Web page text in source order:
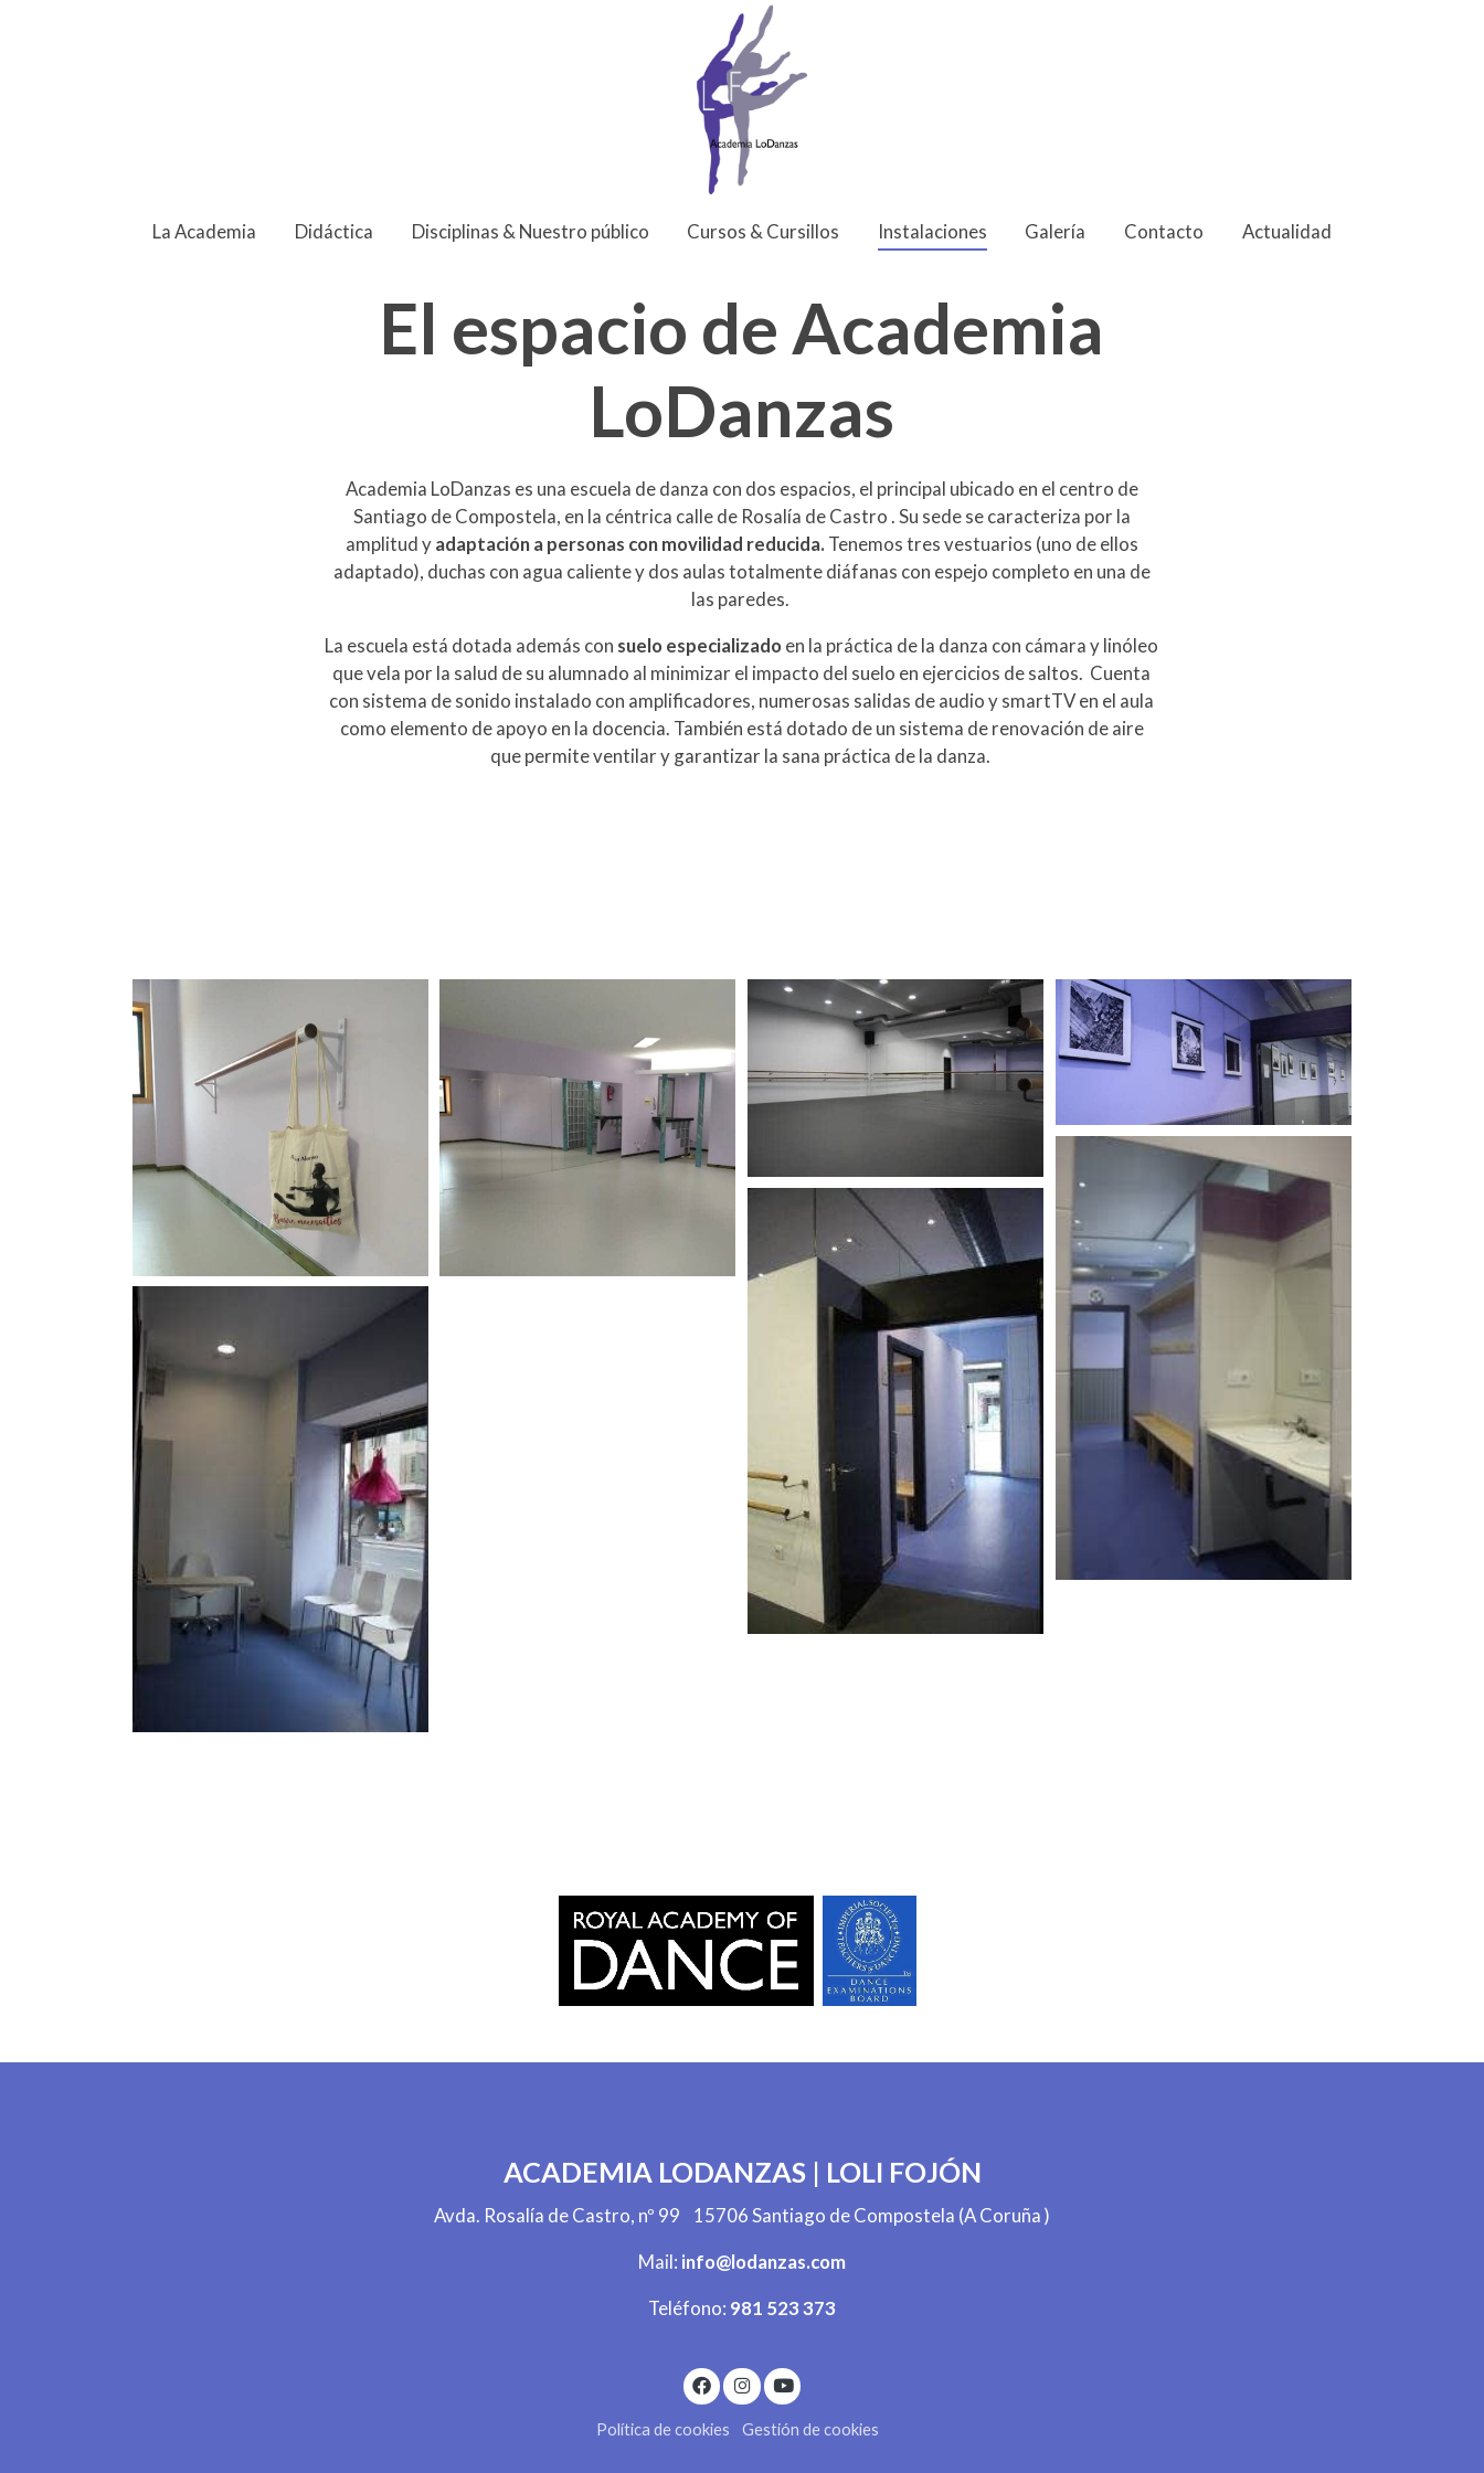
La Academia Didáctica Disciplinas & Nuestro público Cursos & Cursillos Instalaciones Galería Contacto Actualidad
El espacio de Academia
LoDanzas
Academia LoDanzas es una escuela de danza con dos espacios, el principal ubicado en el centro de
Santiago de Compostela, en la céntrica calle de Rosalía de Castro . Su sede se caracteriza por la
amplitud yadaptación a personas con movilidad reducida. Tenemos tres vestuarios (uno de ellos
adaptado), duchas con agua caliente y dos aulas totalmente diáfanas con espejo completo en una de
las paredes.
La escuela está dotada además con suelo especializado en la práctica de la danza con cámara y linóleo
que vela por la salud de su alumnado al minimizar el impacto del suelo en ejercicios de saltos. Cuenta
con sistema de sonido instalado con amplificadores, numerosas salidas de audio y smartTV en el aula
como elemento de apoyo en la docencia. También está dotado de un sistema de renovación de aire
que permite ventilar y garantizar la sana práctica de la danza.
ACADEMIA LODANZAS | LOLI FOJÓN
Avda. Rosalía de Castro, nº 99 15706 Santiago de Compostela (A Coruña )
Mail: info@lodanzas.com
Teléfono: 981 523 373
Política de cookies Gestión de cookies